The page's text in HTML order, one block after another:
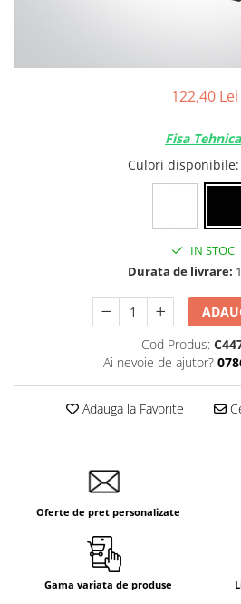
Relee de comanda si supraveghere
Intrerupatoare Touch / Standard
Întrerupătoare Mecanice
Prize + Intrerupatoare
Living Now With Netatmo
Prize si Intrerupatoare
Aparataj Aplicat
Gama Palmyie Viko
122,40 Lei
Fisa Tehnica
Culori disponibile
IN STOC
Durata de livrare:
Cod Produs:
Ai nevoie de ajutor?
Adauga la Favorite
Oferte de pret personalizate
Gama variata de produse